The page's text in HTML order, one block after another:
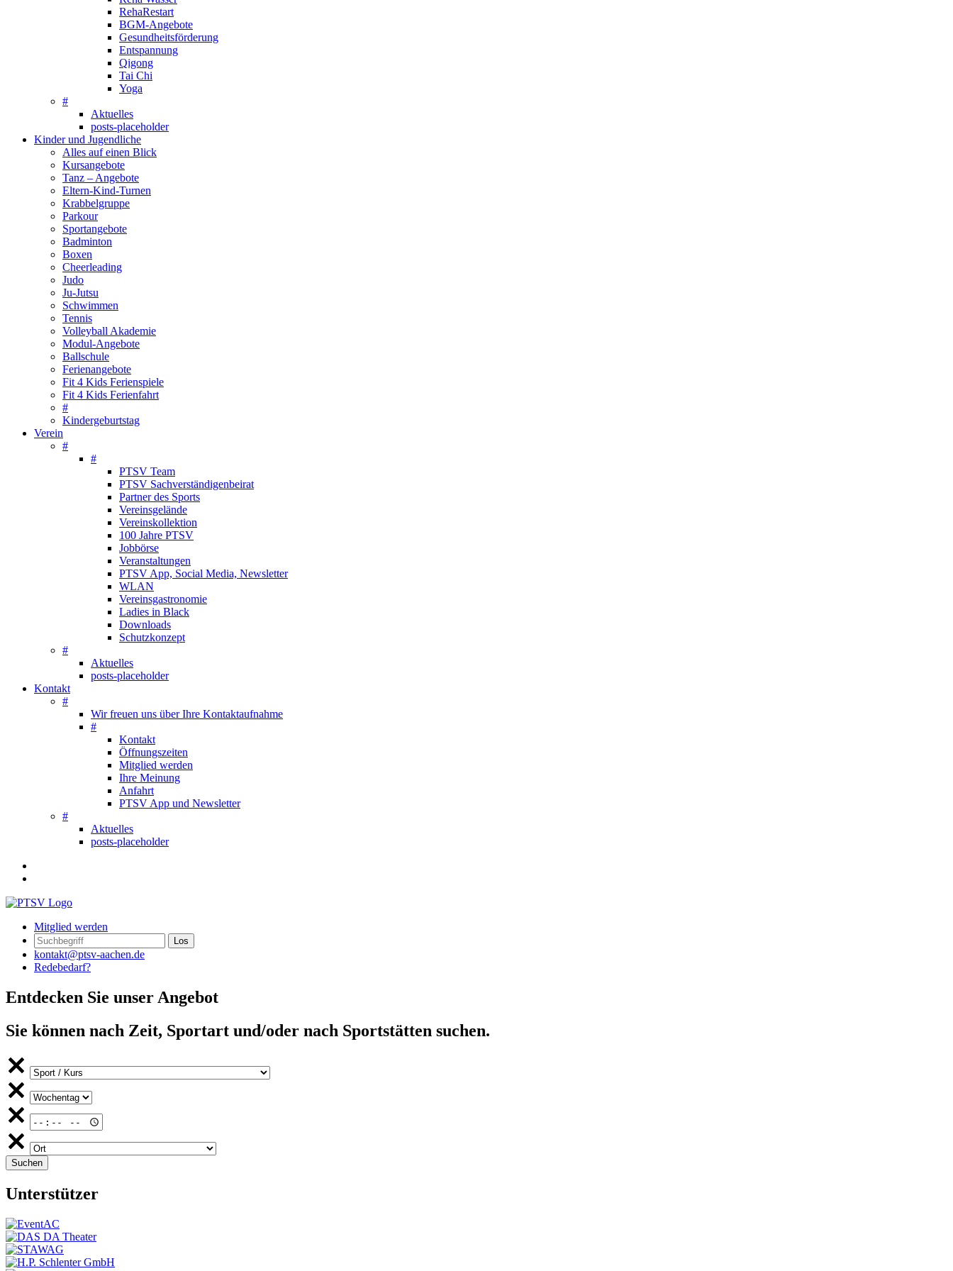
RehaRestart
BGM-Angebote
Gesundheitsförderung
Entspannung
Qigong
Tai Chi
Yoga
#
Aktuelles
posts-placeholder
Kinder und Jugendliche
Alles auf einen Blick
Kursangebote
Tanz – Angebote
Eltern-Kind-Turnen
Krabbelgruppe
Parkour
Sportangebote
Badminton
Boxen
Cheerleading
Judo
Ju-Jutsu
Schwimmen
Tennis
Volleyball Akademie
Modul-Angebote
Ballschule
Ferienangebote
Fit 4 Kids Ferienspiele
Fit 4 Kids Ferienfahrt
#
Kindergeburtstag
Verein
#
#
PTSV Team
PTSV Sachverständigenbeirat
Partner des Sports
Vereinsgelände
Vereinskollektion
100 Jahre PTSV
Jobbörse
Veranstaltungen
PTSV App, Social Media, Newsletter
WLAN
Vereinsgastronomie
Ladies in Black
Downloads
Schutzkonzept
#
Aktuelles
posts-placeholder
Kontakt
#
Wir freuen uns über Ihre Kontaktaufnahme
#
Kontakt
Öffnungszeiten
Mitglied werden
Ihre Meinung
Anfahrt
PTSV App und Newsletter
#
Aktuelles
posts-placeholder
Mitglied werden
kontakt@ptsv-aachen.de
Redebedarf?
Entdecken Sie unser Angebot
Sie können nach Zeit, Sportart und/oder nach Sportstätten suchen.
Unterstützer